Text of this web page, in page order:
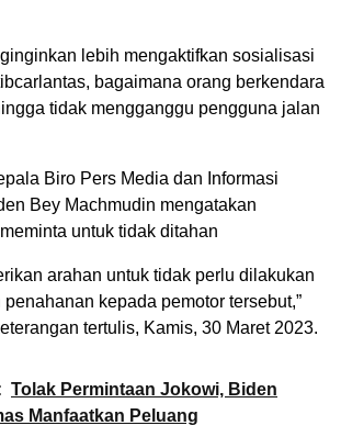
lebih mengaktifkan sosialisasi
bagaimana orang berkendara
tidak mengganggu pengguna jalan
Biro Pers Media dan Informasi
Bey Machmudin mengatakan
untuk tidak ditahan
arahan untuk tidak perlu dilakukan
kepada pemotor tersebut,”
tertulis, Kamis, 30 Maret 2023.
Tolak Permintaan Jokowi, Biden
Manfaatkan Peluang